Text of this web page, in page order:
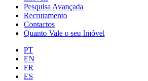
Pesquisa Avançada
Recrutamento
Contactos
Quanto Vale o seu Imóvel
PT
EN
FR
ES